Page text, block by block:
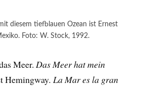
diesem tiefblauen Ozean ist Ernest
Foto: W. Stock, 1992.
Meer.Das Meer hat mein
Hemingway. La Mar es la gran